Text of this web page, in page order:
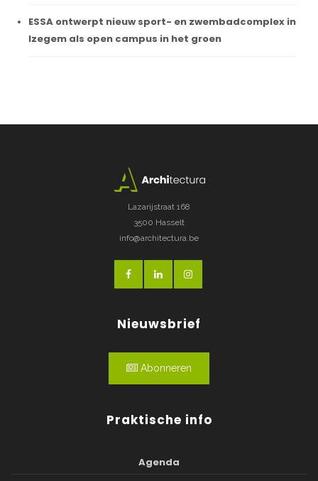
ESSA ontwerpt nieuw sport- en zwembadcomplex in
Izegem als open campus in het groen
Lazarijstraat 168
3500 Hasselt
info@architectura.be
Nieuwsbrief
Abonneren
Praktische info
Agenda